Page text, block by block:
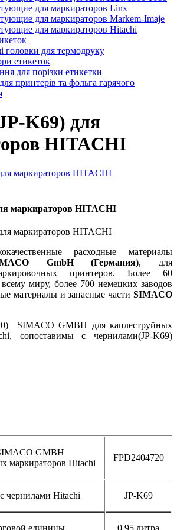
для маркираторов Linx
для маркираторов Markem-Imaje
для маркираторов Hitachi
головки для термодруку
етикеток
для порізки етикетки
принтерів та фольга гарячого
K69) для
HITACHI
маркираторов HITACHI
расходные материалы
GmbH (Германия), для
принтеров. Более 60
миру, более 700 немецких заводов
материалы и запасные части SIMACO
SIMACO GMBH для каплеструйных
сопоставимы с чернилами(JP-K69)
GMBH
маркираторов Hitachi
FPD2404720
чернилами Hitachi JP-K69